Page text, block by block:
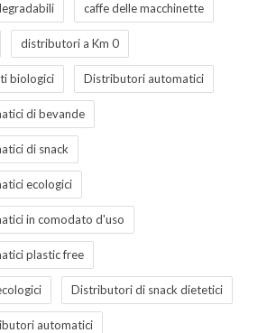
caffe delle macchinette
distributori a Km 0
biologici Distributori automatici
di bevande
di snack
ecologici
in comodato d'uso
plastic free
Distributori di snack dietetici
automatici